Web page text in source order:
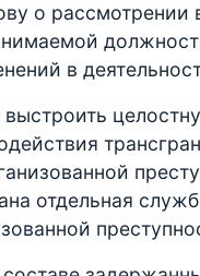
о рассмотрении
в
отдельная